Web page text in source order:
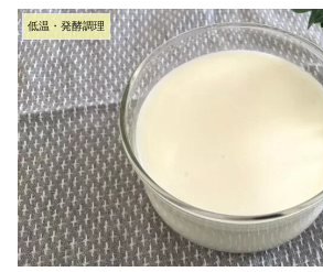
低温・発酵調理